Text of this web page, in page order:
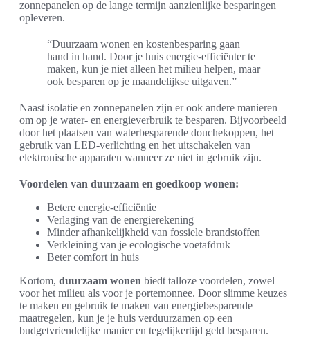
zonnepanelen op de lange termijn aanzienlijke besparingen
opleveren.
“Duurzaam wonen en kostenbesparing gaan
hand in hand. Door je huis energie-efficiënter te
maken, kun je niet alleen het milieu helpen, maar
ook besparen op je maandelijkse uitgaven.”
Naast isolatie en zonnepanelen zijn er ook andere manieren
om op je water- en energieverbruik te besparen. Bijvoorbeeld
door het plaatsen van waterbesparende douchekoppen, het
gebruik van LED-verlichting en het uitschakelen van
elektronische apparaten wanneer ze niet in gebruik zijn.
Voordelen van duurzaam en goedkoop wonen:
Betere energie-efficiëntie
Verlaging van de energierekening
Minder afhankelijkheid van fossiele brandstoffen
Verkleining van je ecologische voetafdruk
Beter comfort in huis
Kortom, duurzaam wonen biedt talloze voordelen, zowel
voor het milieu als voor je portemonnee. Door slimme keuzes
te maken en gebruik te maken van energiebesparende
maatregelen, kun je je huis verduurzamen op een
budgetvriendelijke manier en tegelijkertijd geld besparen.